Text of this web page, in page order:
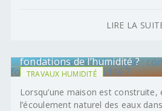
LIRE LA
TRAVAUX HUMIDITÉ
fondations de l’humidité ?
Lorsqu’une maison est
l’écoulement naturel des eaux